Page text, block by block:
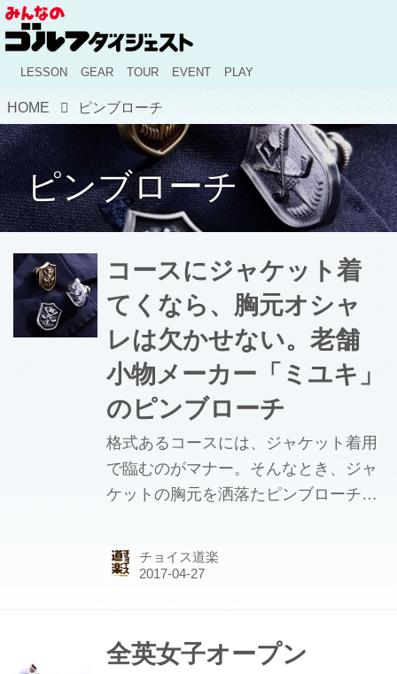
LESSON GEAR TOUR EVENT PLAY
HOME ピンブローチ
ピンブローチ
コースにジャケット着
てくなら、胸元オシャ
レは欠かせない。老舗
小物メーカー「ミユキ」
のピンブローチ
格式あるコースには、ジャケット着用
で臨むのがマナー。そんなとき、ジャ
ケットの胸元を洒落たピンブローチで
老舗小物メーカー「ミユキ」のエンブ
レム型ピンブローチを紹介しよう。
チョイス道楽
全英女子オープン